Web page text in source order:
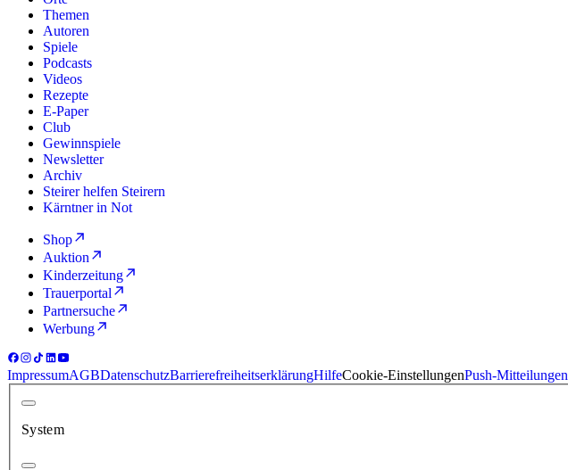
Themen
Autoren
Spiele
Podcasts
Videos
Rezepte
E-Paper
Club
Gewinnspiele
Newsletter
Archiv
Steirer helfen Steirern
Kärntner in Not
Shop
Auktion
Kinderzeitung
Trauerportal
Partnersuche
Werbung
ImpressumAGBDatenschutzBarrierefreiheitserklärungHilfeCookie-EinstellungenPush-Mitteilungen
System